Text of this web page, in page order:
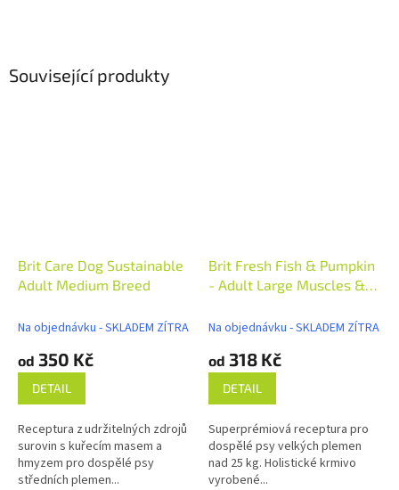
Související produkty
Brit Care Dog Sustainable
Adult Medium Breed
Na objednávku - SKLADEM ZÍTRA
od 350 Kč
DETAIL
Receptura z udržitelných zdrojů
surovin s kuřecím masem a
hmyzem pro dospělé psy
středních plemen...
Brit Fresh Fish & Pumpkin
- Adult Large Muscles &
Na objednávku - SKLADEM ZÍTRA
od 318 Kč
DETAIL
Superprémiová receptura pro
dospělé psy velkých plemen
nad 25 kg. Holistické krmivo
vyrobené...